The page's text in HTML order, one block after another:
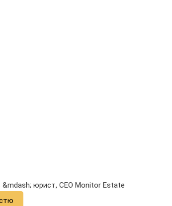
юрист, CEO Monitor Estate